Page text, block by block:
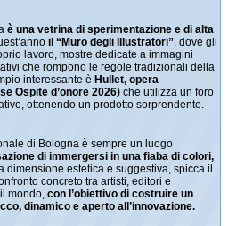
è una vetrina di sperimentazione e di alta
il “Muro degli Illustratori”, dove gli
lavoro, mostre dedicate a immagini
che rompono le regole tradizionali della
interessante è Hullet, opera
Ospite d’onore 2026) che utilizza un foro
ottenendo un prodotto sorprendente.
di Bologna è sempre un luogo
di immergersi in una fiaba di colori,
dimensione estetica e suggestiva, spicca il
concreto tra artisti, editori e
mondo, con l’obiettivo di costruire un
dinamico e aperto all’innovazione.